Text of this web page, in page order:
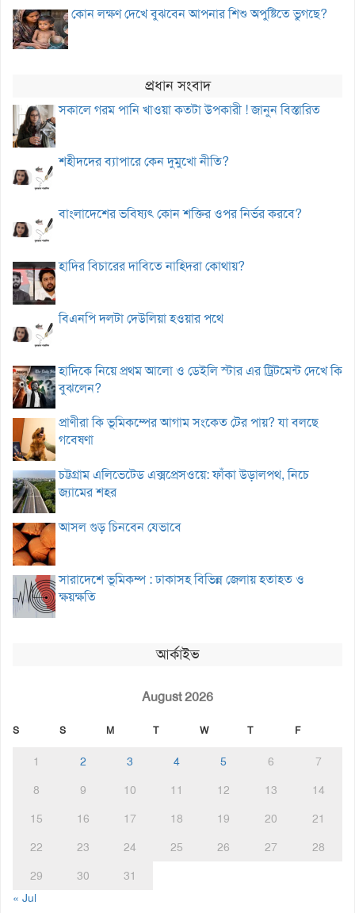
কোন লক্ষণ দেখে বুঝবেন আপনার শিশু অপুষ্টিতে ভুগছে?
প্রধান সংবাদ
সকালে গরম পানি খাওয়া কতটা উপকারী ! জানুন বিস্তারিত
শহীদদের ব্যাপারে কেন দুমুখো নীতি?
বাংলাদেশের ভবিষ্যৎ কোন শক্তির ওপর নির্ভর করবে?
হাদির বিচারের দাবিতে নাহিদরা কোথায়?
বিএনপি দলটা দেউলিয়া হওয়ার পথে
হাদিকে নিয়ে প্রথম আলো ও ডেইলি স্টার এর ট্রিটমেন্ট দেখে কি
বুঝলেন?
প্রাণীরা কি ভূমিকম্পের আগাম সংকেত টের পায়? যা বলছে
গবেষণা
চট্টগ্রাম এলিভেটেড এক্সপ্রেসওয়ে: ফাঁকা উড়ালপথ, নিচে
জ্যামের শহর
আসল গুড় চিনবেন যেভাবে
সারাদেশে ভূমিকম্প : ঢাকাসহ বিভিন্ন জেলায় হতাহত ও
ক্ষয়ক্ষতি
আর্কাইভ
August 2026
S S M T W T F
1 2 3 4 5 6
7
8
9 10 11 12 13
14
15
16 17 18 19 20
21
22
23 24 25 26 27
28
29
30
31
« Jul